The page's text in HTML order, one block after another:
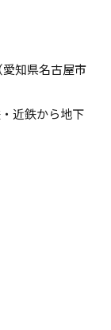
知県名古屋市
近鉄から地下